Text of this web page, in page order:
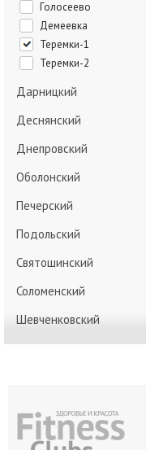
Голосеево
Демеевка
Теремки-1
Теремки-2
Дарницкий
Деснянский
Днепровский
Оболонский
Печерский
Подольский
Святошинский
Соломенский
Шевченковский